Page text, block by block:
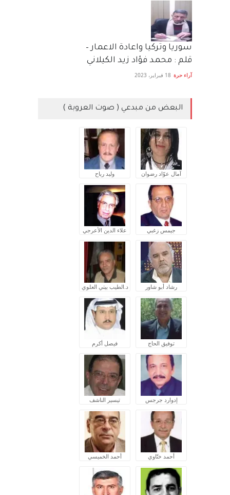
سوريا وتركيا واعادة الاعمار –
قلم : محمد فؤاد زيد الكيلاني
آراء حرة 18 فبراير، 2023
البعض من مبدعي ( صوت العروبة )
آمال عوّاد رضوان وليد رباح
جيمس زغبي علاء الدين الأعرجي
رشاد أبو شاور د.الطيب بيتي العلوي
توفيق الحاج فيصل أكرم
إدوارد جرجس تيسير الناشف
أحمد ختّاوي أحمد الخميسي